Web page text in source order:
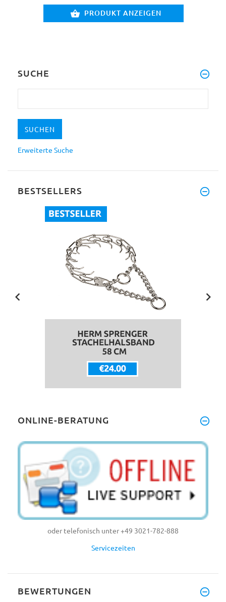
PRODUKT ANZEIGEN
SUCHE
Erweiterte Suche
BESTSELLERS
ONLINE-BERATUNG
oder telefonisch unter +49 3021-782-888
Servicezeiten
BEWERTUNGEN